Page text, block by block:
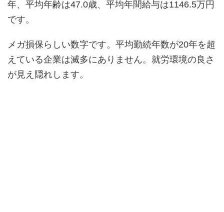
年、平均年齢は47.0歳、平均年間給与は1146.5万円
です。
メガ損保らしい数字です。平均勤続年数が20年を超
えている企業は滅多にありません。就労環境の良さ
が見え隠れします。